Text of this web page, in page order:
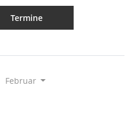
Termine
Februar